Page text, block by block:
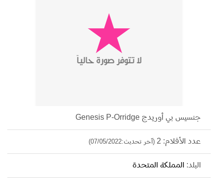
جنسيس بي أوريدج Genesis P-Orridge
عدد الأفلام: 2 (آخر تحديث:07/05/2022)
البلد: المملكة المتحدة